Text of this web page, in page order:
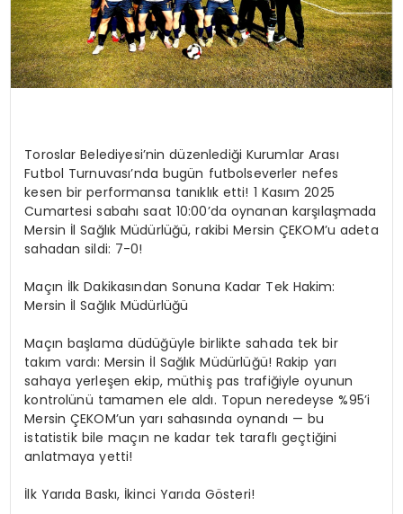
Toroslar Belediyesi’nin düzenlediği Kurumlar Arası
Futbol Turnuvası’nda bugün futbolseverler nefes
kesen bir performansa tanıklık etti! 1 Kasım 2025
Cumartesi sabahı saat 10:00’da oynanan karşılaşmada
Mersin İl Sağlık Müdürlüğü, rakibi Mersin ÇEKOM’u adeta
sahadan sildi: 7-0!
Maçın İlk Dakikasından Sonuna Kadar Tek Hakim:
Mersin İl Sağlık Müdürlüğü
Maçın başlama düdüğüyle birlikte sahada tek bir
takım vardı: Mersin İl Sağlık Müdürlüğü! Rakip yarı
sahaya yerleşen ekip, müthiş pas trafiğiyle oyunun
kontrolünü tamamen ele aldı. Topun neredeyse %95’i
Mersin ÇEKOM’un yarı sahasında oynandı — bu
istatistik bile maçın ne kadar tek taraflı geçtiğini
anlatmaya yetti!
İlk Yarıda Baskı, İkinci Yarıda Gösteri!